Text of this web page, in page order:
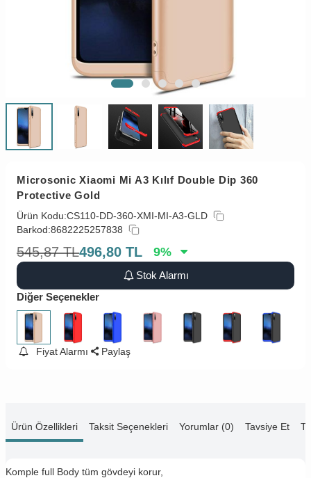
Microsonic Xiaomi Mi A3 Kılıf Double Dip 360
Protective Gold
Ürün Kodu:CS110-DD-360-XMI-MI-A3-GLD
Barkod:8682225257838
545,87 TL496,80 TL 9%
Stok Alarmı
Diğer Seçenekler
Fiyat Alarmı Paylaş
Ürün Özellikleri Taksit Seçenekleri Yorumlar (0) Tavsiye Et
Komple full Body tüm gövdeyi korur,